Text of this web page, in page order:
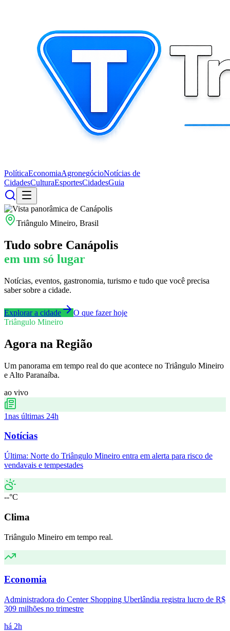
PolíticaEconomiaAgronegócioNotícias de
CidadesCulturaEsportesCidadesGuia
Triângulo Mineiro, Brasil
Tudo sobre Canápolis
em um só lugar
Notícias, eventos, gastronomia, turismo e tudo que você precisa
saber sobre a cidade.
Explorar a cidade
O que fazer hoje
Triângulo Mineiro
Agora na Região
Um panorama em tempo real do que acontece no Triângulo Mineiro
e Alto Paranaíba.
ao vivo
1nas últimas 24h
Notícias
Última: Norte do Triângulo Mineiro entra em alerta para risco de
vendavais e tempestades
--°C
Clima
Triângulo Mineiro em tempo real.
Economia
Administradora do Center Shopping Uberlândia registra lucro de R$
309 milhões no trimestre
há 2h